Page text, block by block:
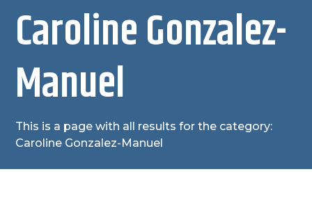
Caroline Gonzalez-
Manuel
This is a page with all results for the category:
Caroline Gonzalez-Manuel